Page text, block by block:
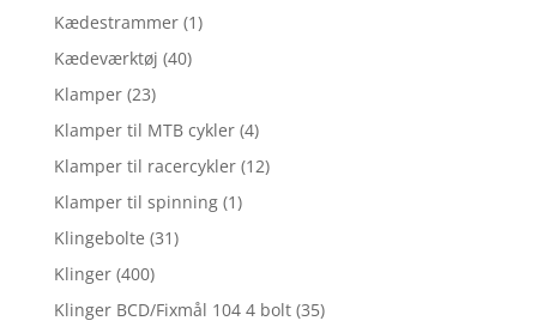
Kædestrammer (1)
Kædeværktøj (40)
Klamper (23)
Klamper til MTB cykler (4)
Klamper til racercykler (12)
Klamper til spinning (1)
Klingebolte (31)
Klinger (400)
Klinger BCD/Fixmål 104 4 bolt (35)